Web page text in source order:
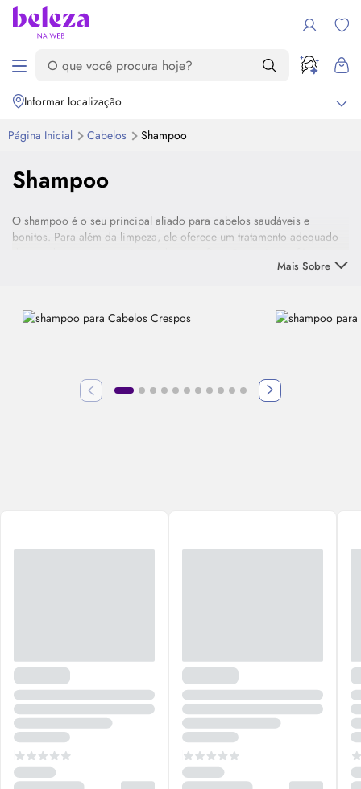
Informar localização
Página Inicial Cabelos Shampoo
Shampoo
O shampoo é o seu principal aliado para cabelos saudáveis e
bonitos. Para além da limpeza, ele oferece um tratamento adequado
exclusivas, promove uma limpeza eficiente seja qual for o tipo do
Saiba tudo sobre shampoo vegano, shampoo sem sulfato, shampoo
Mais Sobre